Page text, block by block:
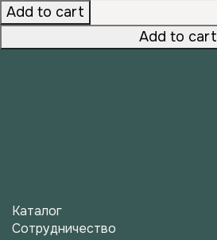
Add to cart
Add to cart
Каталог
Сотрудничество